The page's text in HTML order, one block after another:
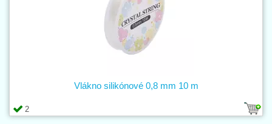
2
Vlákno silikónové 0,8 mm 10 m